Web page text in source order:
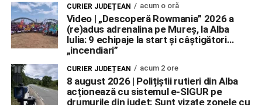
CURIER JUDEȚEAN acum o oră
Video | „Descoperă Rowmania” 2026 a
(re)adus adrenalina pe Mureș, la Alba
Iulia: 9 echipaje la start și câștigători…
„incendiari”
CURIER JUDEȚEAN acum 2 ore
8 august 2026 | Polițiștii rutieri din Alba
acționează cu sistemul e-SIGUR pe
drumurile din județ: Sunt vizate zonele cu